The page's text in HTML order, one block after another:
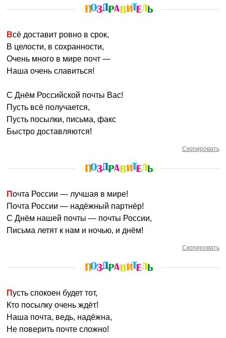
Всё доставит ровно в срок,
В целости, в сохранности,
Очень много в мире почт —
Наша очень славиться!
С Днём Российской почты Вас!
Пусть всё получается,
Пусть посылки, письма, факс
Быстро доставляются!
Скопировать
Почта России — лучшая в мире!
Почта России — надёжный партнёр!
С Днём нашей почты — почты России,
Письма летят к нам и ночью, и днём!
Скопировать
Пусть спокоен будет тот,
Кто посылку очень ждёт!
Наша почта, ведь, надёжна,
Не поверить почте сложно!